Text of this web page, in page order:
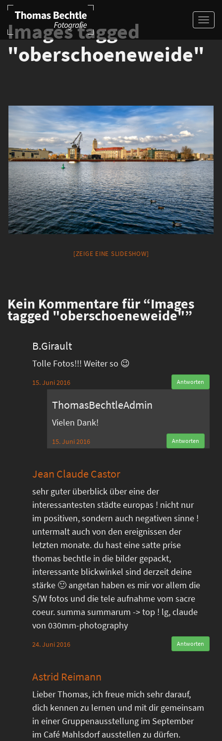
Images tagged
"oberschoeneweide"
[ZEIGE EINE SLIDESHOW]
Kein Kommentare für “Images
tagged "oberschoeneweide"”
B.Girault
Tolle Fotos!!! Weiter so 😉
15. Juni 2016 Antworten
ThomasBechtleAdmin
Vielen Dank!
15. Juni 2016 Antworten
Jean Claude Castor
sehr guter überblick über eine der
interessantesten städte europas ! nicht nur
im positiven, sondern auch negativen sinne !
untermalt auch von den ereignissen der
letzten monate. du hast eine satte prise
thomas bechtle in die bilder gepackt,
interessante blickwinkel sind derzeit deine
stärke 🙂 angetan haben es mir vor allem die
S/W fotos und die tele aufnahme vom sacre
coeur. summa summarum -> top ! lg, claude
von 030mm-photography
24. Juni 2016 Antworten
Astrid Reimann
Lieber Thomas, ich freue mich sehr darauf,
dich kennen zu lernen und mit dir gemeinsam
in einer Gruppenausstellung im September
im Café Mahlsdorf ausstellen zu dürfen.